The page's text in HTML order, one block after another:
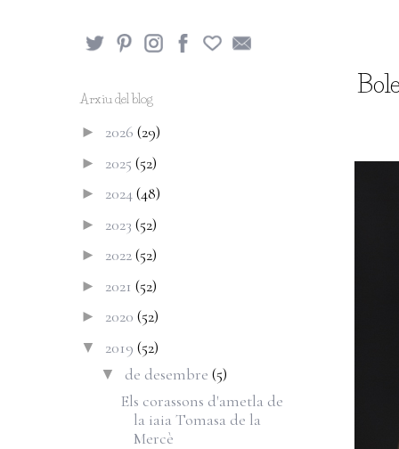
Arxiu del blog
► 2026 (29)
► 2025 (52)
► 2024(48)
► 2023 (52)
► 2022(52)
► 2021 (52)
► 2020 (52)
▼ 2019 (52)
▼ de desembre (5)
Els corassons d'ametla de
la iaia Tomasa de la
Mercè